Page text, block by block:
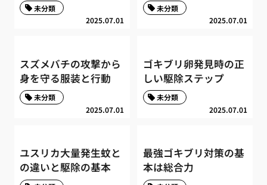
2025.07.01
未分類
2025.07.01
未分類
スズメバチの攻撃から
身を守る服装と行動
2025.07.01
未分類
ゴキブリ卵発見時の正
しい駆除ステップ
2025.07.01
未分類
ユスリカ大量発生蚊と
の違いと駆除の基本
最強ゴキブリ対策の基
本は総合力